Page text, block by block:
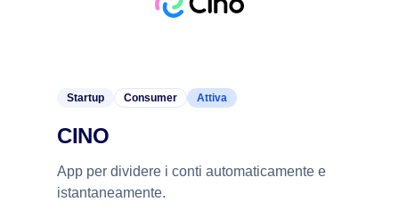
Startup Consumer Attiva
CINO
App per dividere i conti automaticamente e
istantaneamente.